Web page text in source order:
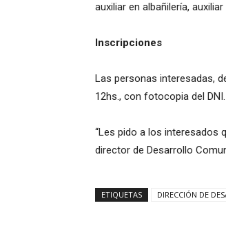
auxiliar en albañilería,
Inscripciones
Las personas interesadas,
12hs., con fotocopia del DNI.
“Les pido a los interesados
director de Desarrollo
ETIQUETAS DIRECCIÓN DE